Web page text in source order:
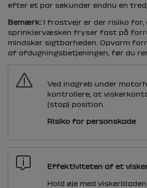
efter et par sekunder endnu en
Bemærk: I frostvejr er der risiko for,
sprinklervæsken fryser fast på
mindsker sigtbarheden. Opvarm
af afdugningsbetjeningen, før du
Ved indgreb under
kontrollere, at
(stop) position.
Risiko for personskade
Effektiviteten af et
Hold øje med